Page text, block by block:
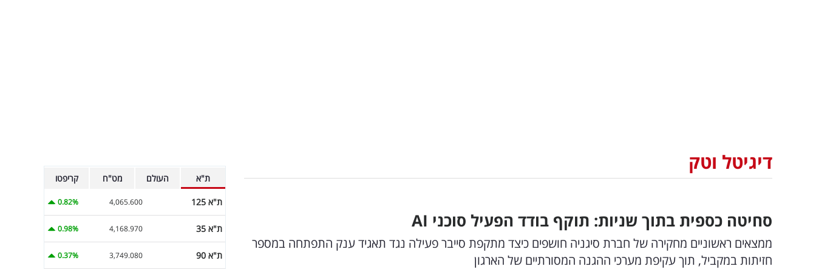
דיגיטל וטק
סחיטה כספית בתוך שניות: תוקף בודד הפעיל סוכני AI
ממצאים ראשוניים מחקירה של חברת סיגניה חושפים כיצד מתקפת סייבר פעילה נגד תאגיד ענק התפתחה במספר
חזיתות במקביל, תוך עקיפת מערכי ההגנה המסורתיים של הארגון
ת"א העולם מט"ח קריפטו
ת"א 125 4,065.600
0.82%
ת"א 35 4,168.970
0.98%
ת"א 90 3,749.080
0.37%